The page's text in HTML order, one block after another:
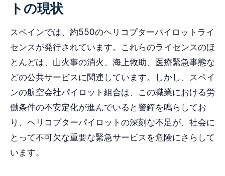
トの現状
スペインでは、約550のヘリコプターパイロットライ
センスが発行されています。これらのライセンスのほ
とんどは、山火事の消火、海上救助、医療緊急事態な
どの公共サービスに関連しています。しかし、スペイ
ンの航空会社パイロット組合は、この職業における労
働条件の不安定化が進んでいると警鐘を鳴らしてお
り、ヘリコプターパイロットの深刻な不足が、社会に
とって不可欠な重要な緊急サービスを危険にさらして
います。